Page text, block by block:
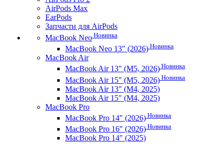
AirPods Max
EarPods
Запчасти для AirPods
MacBook Neo Новинка
MacBook Neo 13" (2026) Новинка
MacBook Air
MacBook Air 13" (M5, 2026) Новинка
MacBook Air 15" (M5, 2026) Новинка
MacBook Air 13" (M4, 2025)
MacBook Air 15" (M4, 2025)
MacBook Pro
MacBook Pro 14" (2026) Новинка
MacBook Pro 16" (2026) Новинка
MacBook Pro 14" (2025)